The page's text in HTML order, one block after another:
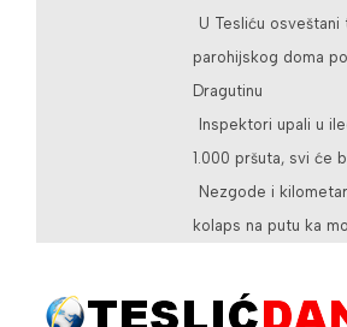
U Tesliću osveštani
parohijskog doma
Dragutinu
Inspektori upali u
1.000 pršuta, svi će
Nezgode i
kolaps na putu ka